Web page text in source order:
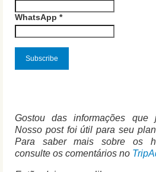
WhatsApp *
Gostou das informações que
Nosso post foi útil para seu
Para saber mais sobre os
consulte os comentários no